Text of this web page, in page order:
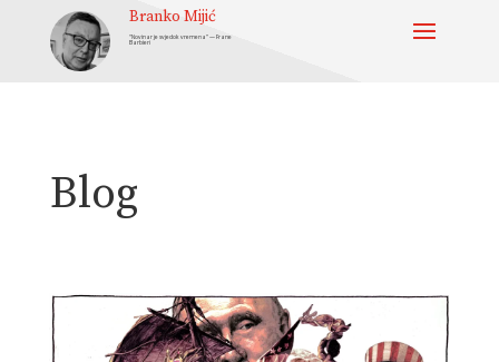
Branko Mijić
“Novinar je svjedok vremena” — Frane
Barbieri
Blog